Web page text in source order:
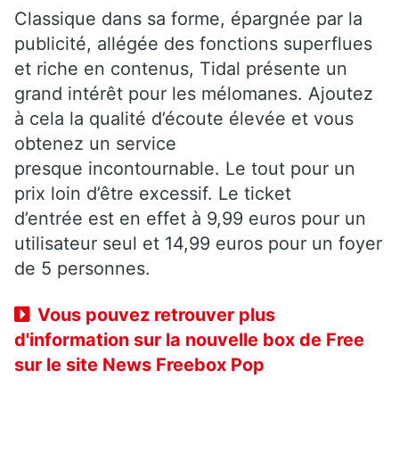
Classique dans sa forme, épargnée par la
publicité, allégée des fonctions superflues
et riche en contenus, Tidal présente un
grand intérêt pour les mélomanes. Ajoutez
à cela la qualité d’écoute élevée et vous
obtenez un service
presque incontournable. Le tout pour un
prix loin d’être excessif. Le ticket
d’entrée est en effet à 9,99 euros pour un
utilisateur seul et 14,99 euros pour un foyer
de 5 personnes.
Vous pouvez retrouver plus
d'information sur la nouvelle box de Free
sur le site News Freebox Pop